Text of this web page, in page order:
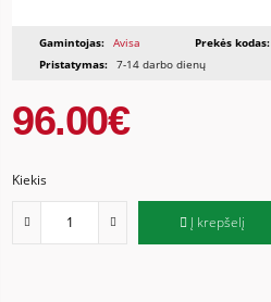
Gamintojas: Avisa Prekės kodas:
Pristatymas: 7-14 darbo dienų
96.00€
Kiekis
Į krepšelį